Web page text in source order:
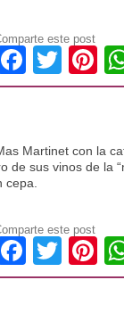
este post
Martinet con la
de sus vinos de la
cepa.
este post